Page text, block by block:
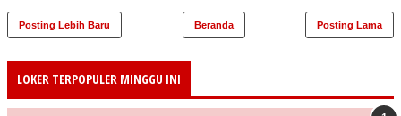
Posting Lebih Baru Posting Lama
Beranda
LOKER TERPOPULER MINGGU INI